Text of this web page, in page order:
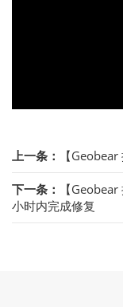
上一条： 【
下一条：
【
小时内完成修复